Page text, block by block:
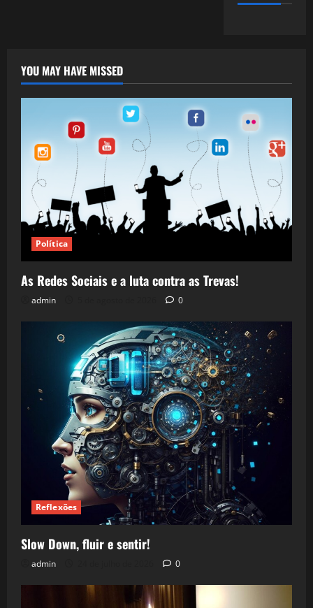
YOU MAY HAVE MISSED
Política
As Redes Sociais e a luta contra as Trevas!
admin 0
Reflexões
Slow Down, fluir e sentir!
admin 0